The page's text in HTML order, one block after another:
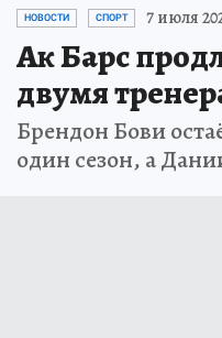
НОВОСТИ СПОРТ 7 июля
Ак Барс
двумя
Брендон Бови
один сезон, а